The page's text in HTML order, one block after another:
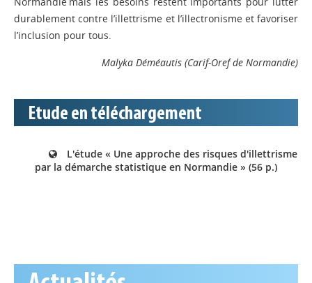
durablement contre l’illettrisme et l’illectronisme et favoriser
l’inclusion pour tous.
Malyka Déméautis (Carif-Oref de Normandie)
Etude en téléchargement
L'étude « Une approche des risques d'illettrisme
par la démarche statistique en Normandie » (56 p.)